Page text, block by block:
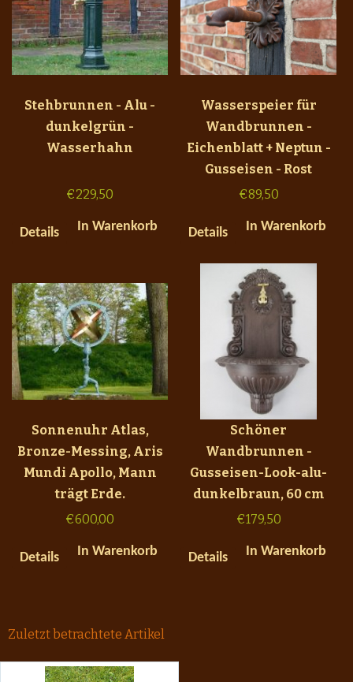
Stehbrunnen - Alu -
dunkelgrün -
Wasserhahn
€229,50
Details In Warenkorb
Wasserspeier für
Wandbrunnen -
Eichenblatt + Neptun -
Gusseisen - Rost
€89,50
Details In Warenkorb
Sonnenuhr Atlas,
Bronze-Messing, Aris
Mundi Apollo, Mann
trägt Erde.
€600,00
Details In Warenkorb
Schöner
Wandbrunnen -
Gusseisen-Look-alu-
dunkelbraun, 60 cm
€179,50
Details In Warenkorb
Zuletzt betrachtete Artikel